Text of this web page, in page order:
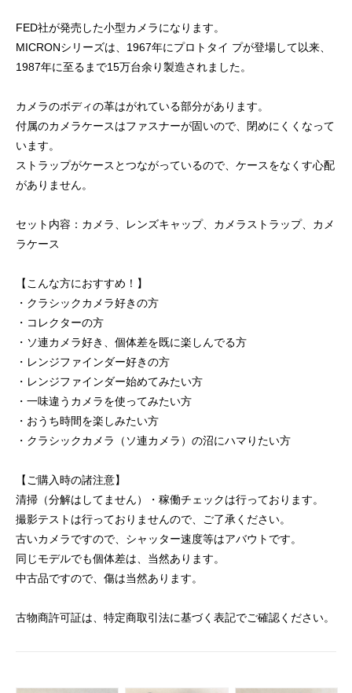
FED社が発売した小型カメラになります。
MICRONシリーズは、1967年にプロトタイ プが登場して以来、
1987年に至るまで15万台余り製造されました。
カメラのボディの革はがれている部分があります。
付属のカメラケースはファスナーが固いので、閉めにくくなって
います。
ストラップがケースとつながっているので、ケースをなくす心配
がありません。
セット内容：カメラ、レンズキャップ、カメラストラップ、カメ
ラケース
【こんな方におすすめ！】
・クラシックカメラ好きの方
・コレクターの方
・ソ連カメラ好き、個体差を既に楽しんでる方
・レンジファインダー好きの方
・レンジファインダー始めてみたい方
・一味違うカメラを使ってみたい方
・おうち時間を楽しみたい方
・クラシックカメラ（ソ連カメラ）の沼にハマりたい方
【ご購入時の諸注意】
清掃（分解はしてません）・稼働チェックは行っております。
撮影テストは行っておりませんので、ご了承ください。
古いカメラですので、シャッター速度等はアバウトです。
同じモデルでも個体差は、当然あります。
中古品ですので、傷は当然あります。
古物商許可証は、特定商取引法に基づく表記でご確認ください。